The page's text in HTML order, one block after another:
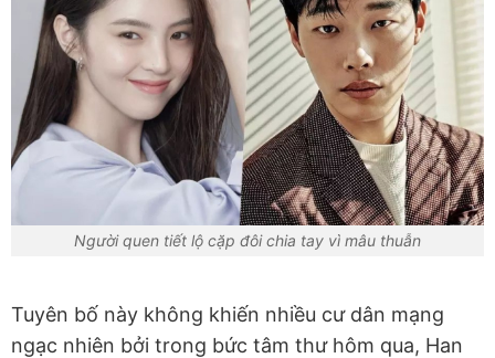
Người quen tiết lộ cặp đôi chia tay vì mâu thuẫn
Tuyên bố này không khiến nhiều cư dân mạng
ngạc nhiên bởi trong bức tâm thư hôm qua, Han